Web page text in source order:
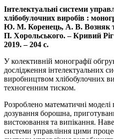
Інтелектуальні системи
хлібобулочних виробів :
Ю. М. Коренець, А. В. Возняк
П. Хорольського. – Кривий
2019. – 204 с.
У колективній монографії
дослідження інтелектуальних
виробництвом хлібобулочних
техногенним тиском.
Розроблено математичні моделі
дозування борошна,
вистоювання та випікання.
системи управління цими